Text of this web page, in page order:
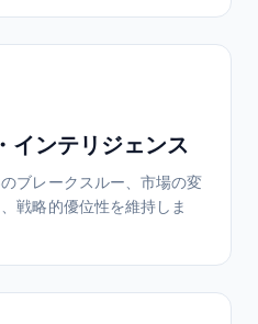
インテリジェンス
ブレークスルー、市場の変
戦略的優位性を維持しま